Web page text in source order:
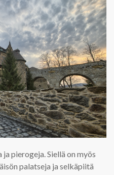
pierogeja. Siellä on myös
palatseja ja selkäpiitä